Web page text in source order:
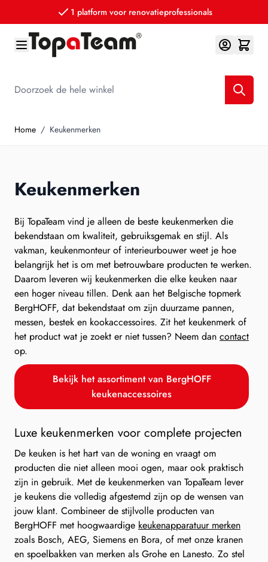
1 platform voor renovatieprofessionals
Ga naar de inhoud
Doorzoek de hele winkel
Home / Keukenmerken
Keukenmerken
Bij TopaTeam vind je alleen de beste keukenmerken die
bekendstaan om kwaliteit, gebruiksgemak en stijl. Als
vakman, keukenmonteur of interieurbouwer weet je hoe
belangrijk het is om met betrouwbare producten te werken.
Daarom leveren wij keukenmerken die elke keuken naar
een hoger niveau tillen. Denk aan het Belgische topmerk
BergHOFF, dat bekendstaat om zijn duurzame pannen,
messen, bestek en kookaccessoires. Zit het keukenmerk of
het product wat je zoekt er niet tussen? Neem dan contact
op.
Bekijk het assortiment van BergHOFF
keukenaccessoires
Luxe keukenmerken voor complete projecten
De keuken is het hart van de woning en vraagt om
producten die niet alleen mooi ogen, maar ook praktisch
zijn in gebruik. Met de keukenmerken van TopaTeam lever
je keukens die volledig afgestemd zijn op de wensen van
jouw klant. Combineer de stijlvolle producten van
BergHOFF met hoogwaardige keukenapparatuur merken
zoals Bosch, AEG, Siemens en Bora, of met onze kranen
en spoelbakken van merken als Grohe en Lanesto. Zo stel